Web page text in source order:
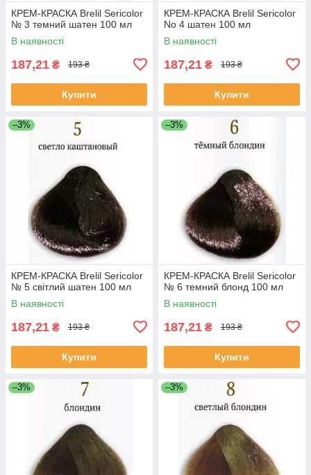
КРЕМ-КРАСКА Brelil Sericolor
№ 3 темний шатен 100 мл
В наявності
187,21 ₴ 193 ₴
Купити
КРЕМ-КРАСКА Brelil Sericolor
No 4 шатен 100 мл
В наявності
187,21 ₴ 193 ₴
Купити
–3%
КРЕМ-КРАСКА Brelil Sericolor
№ 5 світлий шатен 100 мл
В наявності
187,21 ₴ 193 ₴
Купити
–3%
КРЕМ-КРАСКА Brelil Sericolor
№ 6 темний блонд 100 мл
В наявності
187,21 ₴ 193 ₴
Купити
–3% –3%